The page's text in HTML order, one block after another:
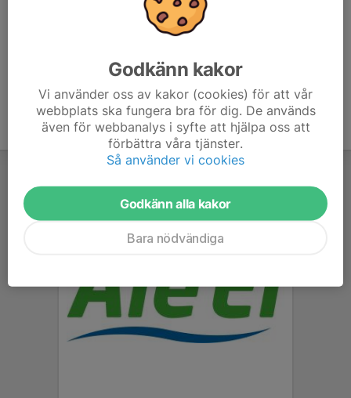
Godkänn kakor
Vi använder oss av kakor (cookies) för att vår
webbplats ska fungera bra för dig. De används
även för webbanalys i syfte att hjälpa oss att
förbättra våra tjänster.
Så använder vi cookies
Godkänn alla kakor
Bara nödvändiga